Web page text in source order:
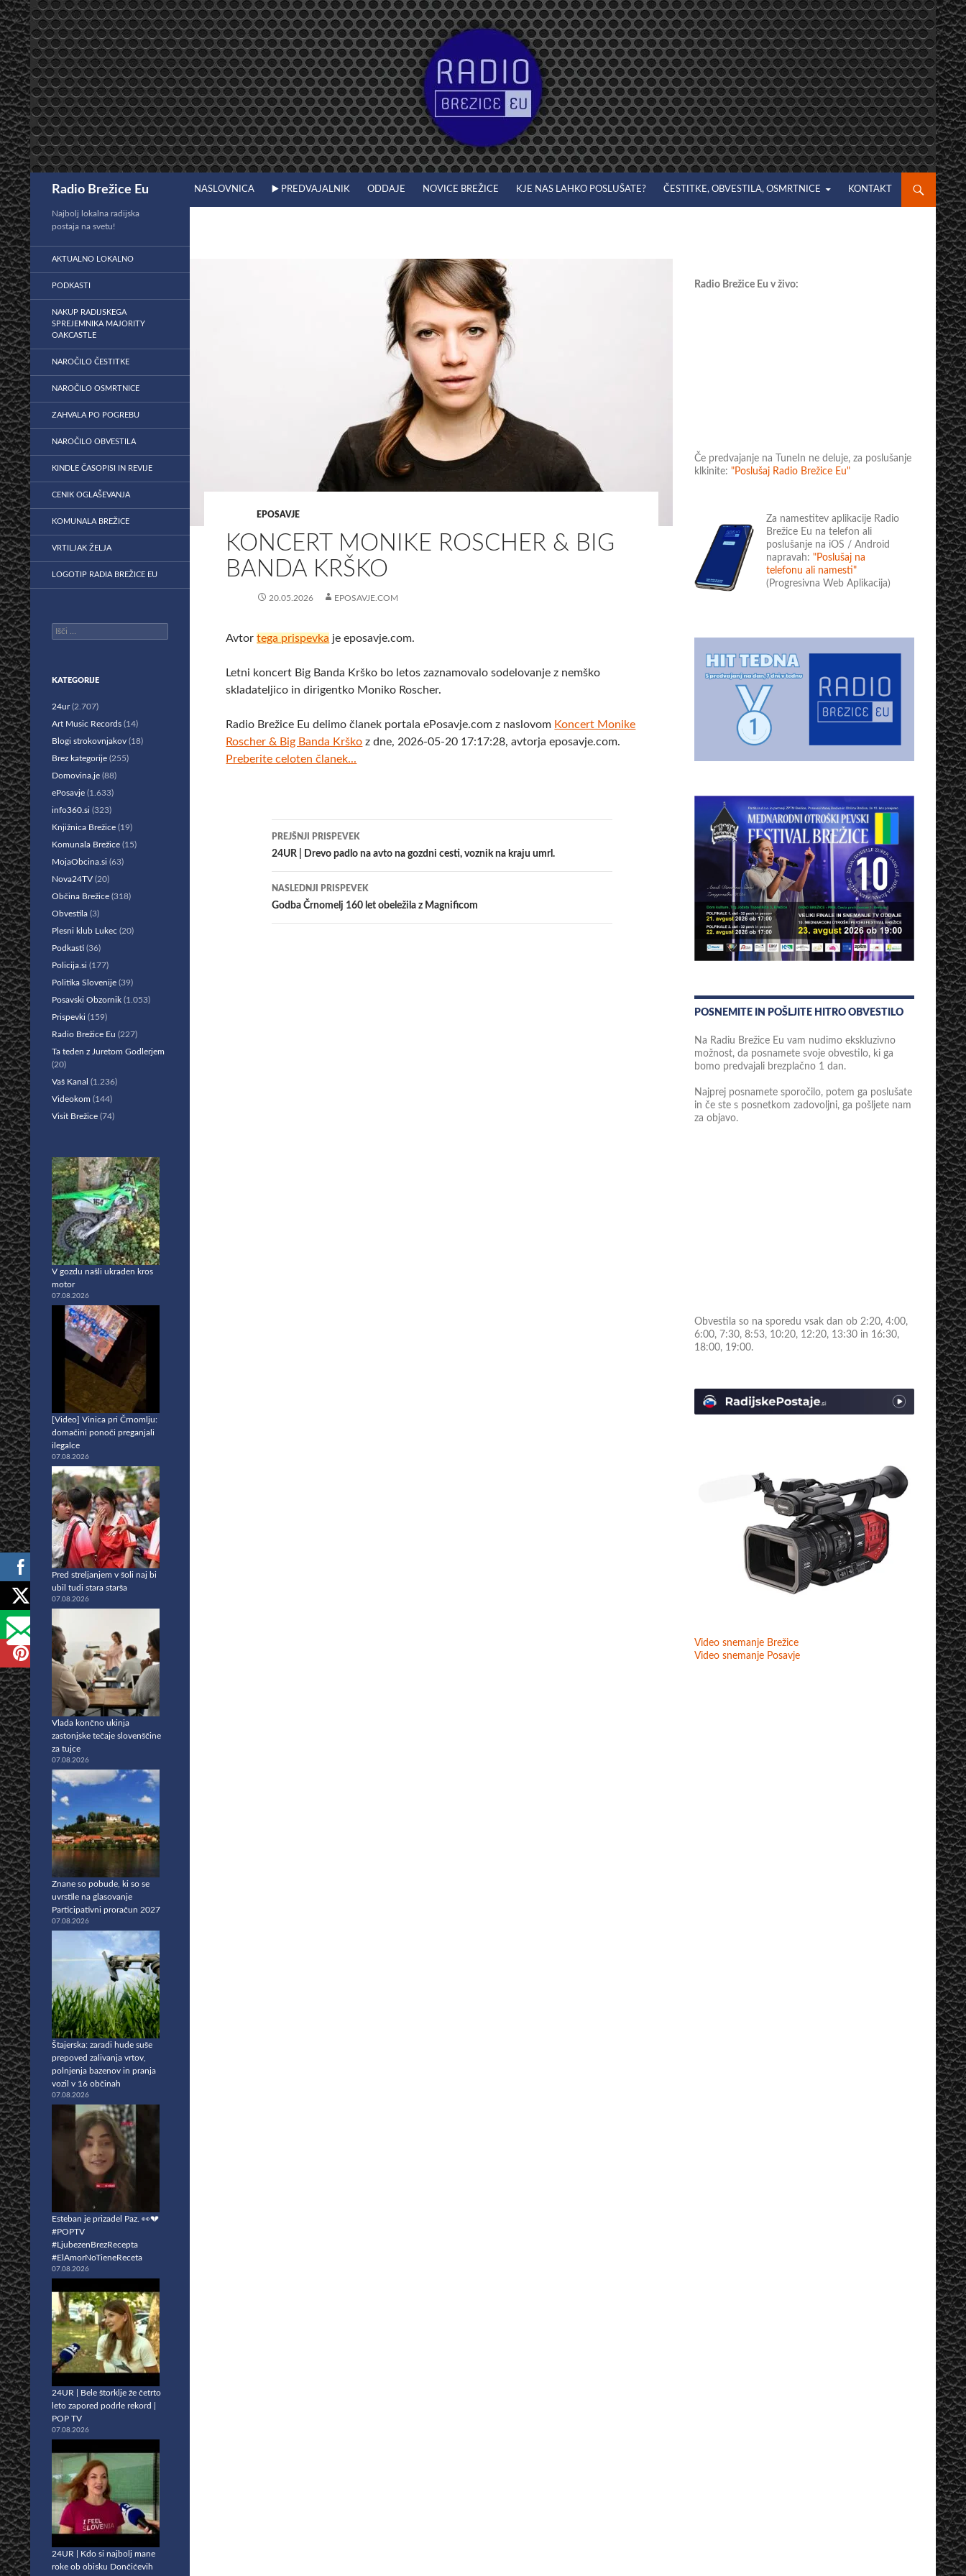
Preskoči
na
vsebino
Radio Brežice Eu NASLOVNICA ▶️ PREDVAJALNIK ODDAJE NOVICE BREŽICE KJE NAS LAHKO POSLUŠATE? ČESTITKE, OBVESTILA, OSMRTNICE KONTAKT
EPOSAVJE
KONCERT MONIKE ROSCHER & BIG
BANDA KRŠKO
20.05.2026 EPOSAVJE.COM
Avtortega prispevka je eposavje.com.
Letni koncert Big Banda Krško bo letos zaznamovalo sodelovanje z nemško
skladateljico in dirigentko Moniko Roscher.
Radio Brežice Eu delimo članek portala ePosavje.com z naslovom Koncert Monike
Roscher & Big Banda Krško z dne, 2026-05-20 17:17:28, avtorja eposavje.com.
Preberite celoten članek...
Krmarjenje
po
prispevkih
PREJŠNJI PRISPEVEK
24UR | Drevo padlo na avto na gozdni cesti, voznik na kraju umrl.
NASLEDNJI PRISPEVEK
Godba Črnomelj 160 let obeležila z Magnificom
Radio Brežice Eu v živo:
Če predvajanje na TuneIn ne deluje, za poslušanje
klkinite: "Poslušaj Radio Brežice Eu"
Za namestitev aplikacije Radio
Brežice Eu na telefon ali
poslušanje na iOS / Android
napravah: "Poslušaj na
telefonu ali namesti"
(Progresivna Web Aplikacija)
POSNEMITE IN POŠLJITE HITRO OBVESTILO
Na Radiu Brežice Eu vam nudimo ekskluzivno
možnost, da posnamete svoje obvestilo, ki ga
bomo predvajali brezplačno 1 dan.
Najprej posnamete sporočilo, potem ga poslušate
in če ste s posnetkom zadovoljni, ga pošljete nam
za objavo.
Obvestila so na sporedu vsak dan ob 2:20, 4:00,
6:00, 7:30, 8:53, 10:20, 12:20, 13:30 in 16:30,
18:00, 19:00.
Video snemanje Brežice
Video snemanje Posavje
Najbolj lokalna radijska
postaja na svetu!
AKTUALNO LOKALNO
PODKASTI
NAKUP RADIJSKEGA
SPREJEMNIKA MAJORITY
OAKCASTLE
NAROČILO ČESTITKE
NAROČILO OSMRTNICE
ZAHVALA PO POGREBU
NAROČILO OBVESTILA
KINDLE ČASOPISI IN REVIJE
CENIK OGLAŠEVANJA
KOMUNALA BREŽICE
VRTILJAK ŽELJA
LOGOTIP RADIA BREŽICE EU
Išči:
KATEGORIJE
24ur(2.707)
Art Music Records (14)
Blogi strokovnjakov (18)
Brez kategorije (255)
Domovina.je (88)
ePosavje (1.633)
info360.si (323)
Knjižnica Brežice (19)
Komunala Brežice (15)
MojaObcina.si (63)
Nova24TV (20)
Občina Brežice (318)
Obvestila (3)
Plesni klub Lukec (20)
Podkasti (36)
Policija.si (177)
Politika Slovenije (39)
Posavski Obzornik (1.053)
Prispevki (159)
Radio Brežice Eu (227)
Ta teden z Juretom Godlerjem
(20)
Vaš Kanal (1.236)
Videokom (144)
Visit Brežice (74)
V gozdu našli ukraden kros
motor
07.08.2026
[Video] Vinica pri Črnomlju:
domačini ponoči preganjali
ilegalce
07.08.2026
Pred streljanjem v šoli naj bi
ubil tudi stara starša
07.08.2026
Vlada končno ukinja
zastonjske tečaje slovenščine
za tujce
07.08.2026
Znane so pobude, ki so se
uvrstile na glasovanje
Participativni proračun 2027
07.08.2026
Štajerska: zaradi hude suše
prepoved zalivanja vrtov,
polnjenja bazenov in pranja
vozil v 16 občinah
07.08.2026
Esteban je prizadel Paz. 👀💔
#POPTV
#LjubezenBrezRecepta
#ElAmorNoTieneReceta
07.08.2026
24UR | Bele štorklje že četrto
leto zapored podrle rekord |
POP TV
07.08.2026
24UR | Kdo si najbolj mane
roke ob obisku Dončićevih